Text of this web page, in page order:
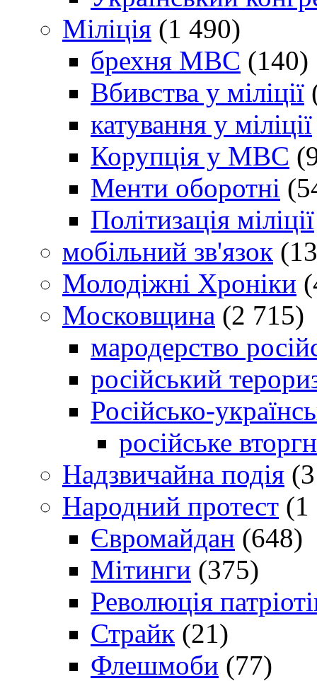
Міліція (1 490)
брехня МВС (140)
Вбивства у міліції
катування у міліції
Корупція у МВС
Менти оборотні
Політизація міліції
мобільний зв'язок
Молодіжні Хроніки
Московщина (2 715)
мародерство
російський
Російсько-
російське
Надзвичайна подія
Народний протест (1
Євромайдан (648)
Мітинги (375)
Революція
Страйк (21)
Флешмоби (77)